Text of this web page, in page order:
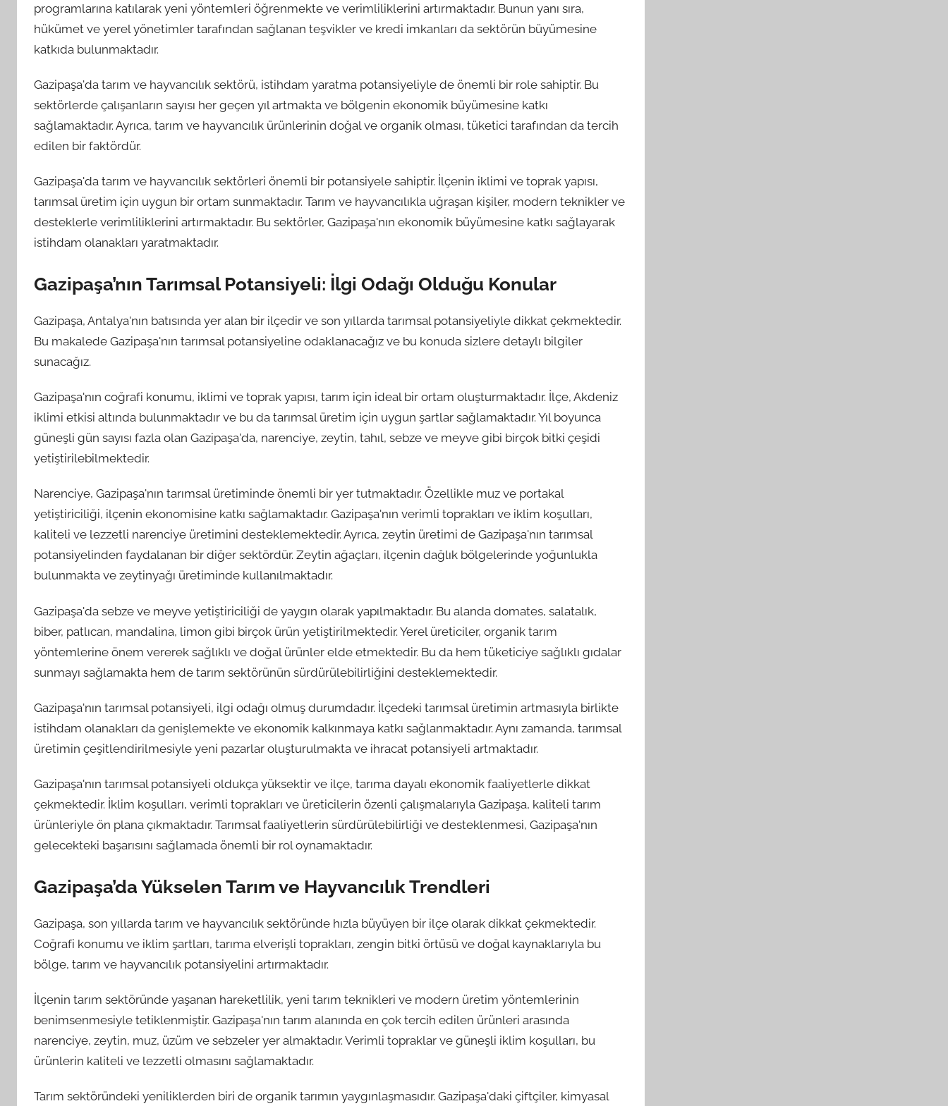
programlarına katılarak yeni yöntemleri öğrenmekte ve verimliliklerini artırmaktadır. Bunun yanı sıra,
hükümet ve yerel yönetimler tarafından sağlanan teşvikler ve kredi imkanları da sektörün büyümesine
katkıda bulunmaktadır.
Gazipaşa'da tarım ve hayvancılık sektörü, istihdam yaratma potansiyeliyle de önemli bir role sahiptir. Bu
sektörlerde çalışanların sayısı her geçen yıl artmakta ve bölgenin ekonomik büyümesine katkı
sağlamaktadır. Ayrıca, tarım ve hayvancılık ürünlerinin doğal ve organik olması, tüketici tarafından da tercih
edilen bir faktördür.
Gazipaşa'da tarım ve hayvancılık sektörleri önemli bir potansiyele sahiptir. İlçenin iklimi ve toprak yapısı,
tarımsal üretim için uygun bir ortam sunmaktadır. Tarım ve hayvancılıkla uğraşan kişiler, modern teknikler ve
desteklerle verimliliklerini artırmaktadır. Bu sektörler, Gazipaşa'nın ekonomik büyümesine katkı sağlayarak
istihdam olanakları yaratmaktadır.
Gazipaşa’nın Tarımsal Potansiyeli: İlgi Odağı Olduğu Konular
Gazipaşa, Antalya'nın batısında yer alan bir ilçedir ve son yıllarda tarımsal potansiyeliyle dikkat çekmektedir.
Bu makalede Gazipaşa'nın tarımsal potansiyeline odaklanacağız ve bu konuda sizlere detaylı bilgiler
sunacağız.
Gazipaşa'nın coğrafi konumu, iklimi ve toprak yapısı, tarım için ideal bir ortam oluşturmaktadır. İlçe, Akdeniz
iklimi etkisi altında bulunmaktadır ve bu da tarımsal üretim için uygun şartlar sağlamaktadır. Yıl boyunca
güneşli gün sayısı fazla olan Gazipaşa'da, narenciye, zeytin, tahıl, sebze ve meyve gibi birçok bitki çeşidi
yetiştirilebilmektedir.
Narenciye, Gazipaşa'nın tarımsal üretiminde önemli bir yer tutmaktadır. Özellikle muz ve portakal
yetiştiriciliği, ilçenin ekonomisine katkı sağlamaktadır. Gazipaşa'nın verimli toprakları ve iklim koşulları,
kaliteli ve lezzetli narenciye üretimini desteklemektedir. Ayrıca, zeytin üretimi de Gazipaşa'nın tarımsal
potansiyelinden faydalanan bir diğer sektördür. Zeytin ağaçları, ilçenin dağlık bölgelerinde yoğunlukla
bulunmakta ve zeytinyağı üretiminde kullanılmaktadır.
Gazipaşa'da sebze ve meyve yetiştiriciliği de yaygın olarak yapılmaktadır. Bu alanda domates, salatalık,
biber, patlıcan, mandalina, limon gibi birçok ürün yetiştirilmektedir. Yerel üreticiler, organik tarım
yöntemlerine önem vererek sağlıklı ve doğal ürünler elde etmektedir. Bu da hem tüketiciye sağlıklı gıdalar
sunmayı sağlamakta hem de tarım sektörünün sürdürülebilirliğini desteklemektedir.
Gazipaşa'nın tarımsal potansiyeli, ilgi odağı olmuş durumdadır. İlçedeki tarımsal üretimin artmasıyla birlikte
istihdam olanakları da genişlemekte ve ekonomik kalkınmaya katkı sağlanmaktadır. Aynı zamanda, tarımsal
üretimin çeşitlendirilmesiyle yeni pazarlar oluşturulmakta ve ihracat potansiyeli artmaktadır.
Gazipaşa'nın tarımsal potansiyeli oldukça yüksektir ve ilçe, tarıma dayalı ekonomik faaliyetlerle dikkat
çekmektedir. İklim koşulları, verimli toprakları ve üreticilerin özenli çalışmalarıyla Gazipaşa, kaliteli tarım
ürünleriyle ön plana çıkmaktadır. Tarımsal faaliyetlerin sürdürülebilirliği ve desteklenmesi, Gazipaşa'nın
gelecekteki başarısını sağlamada önemli bir rol oynamaktadır.
Gazipaşa’da Yükselen Tarım ve Hayvancılık Trendleri
Gazipaşa, son yıllarda tarım ve hayvancılık sektöründe hızla büyüyen bir ilçe olarak dikkat çekmektedir.
Coğrafi konumu ve iklim şartları, tarıma elverişli toprakları, zengin bitki örtüsü ve doğal kaynaklarıyla bu
bölge, tarım ve hayvancılık potansiyelini artırmaktadır.
İlçenin tarım sektöründe yaşanan hareketlilik, yeni tarım teknikleri ve modern üretim yöntemlerinin
benimsenmesiyle tetiklenmiştir. Gazipaşa'nın tarım alanında en çok tercih edilen ürünleri arasında
narenciye, zeytin, muz, üzüm ve sebzeler yer almaktadır. Verimli topraklar ve güneşli iklim koşulları, bu
ürünlerin kaliteli ve lezzetli olmasını sağlamaktadır.
Tarım sektöründeki yeniliklerden biri de organik tarımın yaygınlaşmasıdır. Gazipaşa'daki çiftçiler, kimyasal